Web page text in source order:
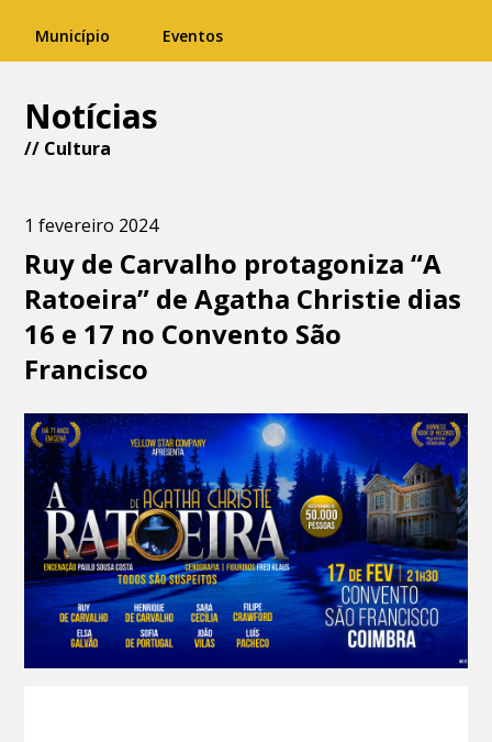
Município Eventos
Notícias
// Cultura
1 fevereiro 2024
Ruy de Carvalho protagoniza “A
Ratoeira” de Agatha Christie dias
16 e 17 no Convento São
Francisco